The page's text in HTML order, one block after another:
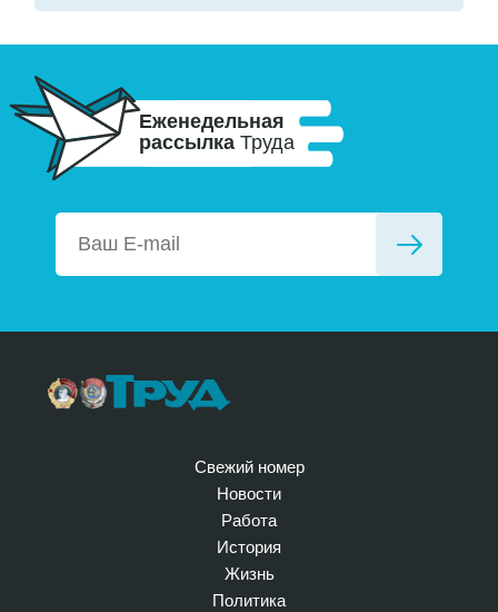
Еженедельная
рассылка Труда
Свежий номер
Новости
Работа
История
Жизнь
Политика